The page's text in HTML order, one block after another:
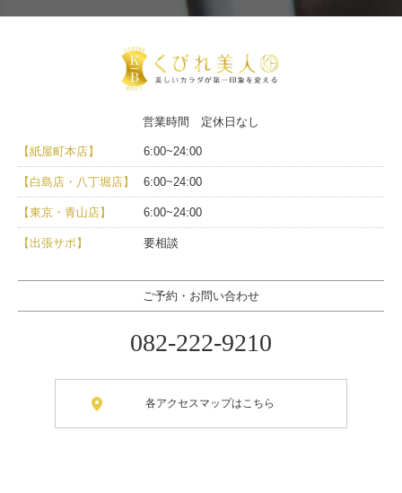
営業時間 定休日なし
【紙屋町本店】 6:00~24:00
【白島店・八丁堀店】 6:00~24:00
【東京・青山店】 6:00~24:00
【出張サポ】 要相談
ご予約・お問い合わせ
082-222-9210
各アクセスマップはこちら